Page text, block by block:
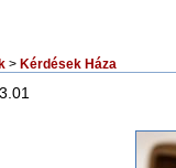
> Kérdések Háza